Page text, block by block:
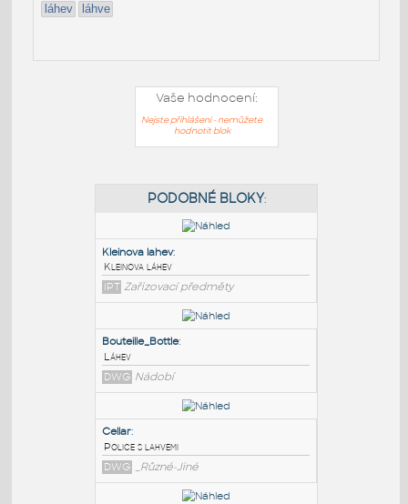
láhev láhve
Vaše hodnocení:
Nejste přihlášeni - nemůžete
hodnotit blok
PODOBNÉ BLOKY:
Kleinova lahev:
Kleinova láhev
IPT
Bouteille_Bottle: